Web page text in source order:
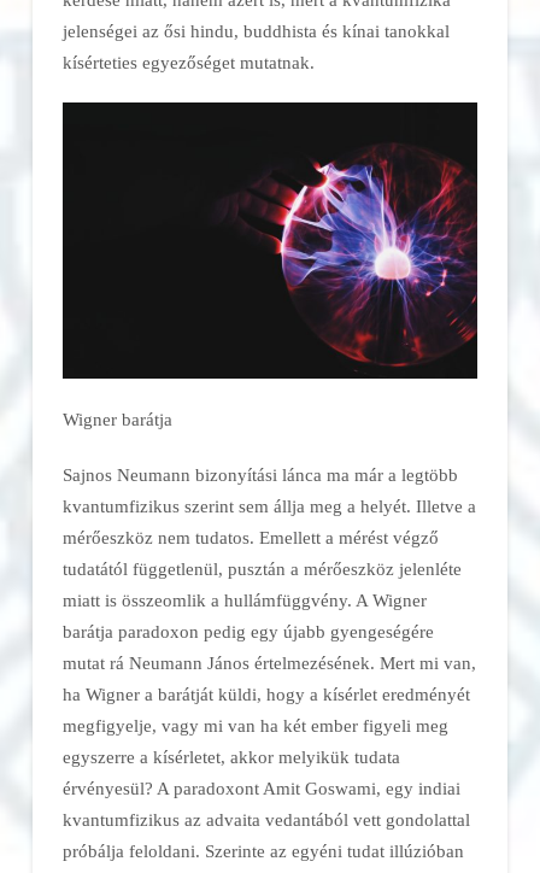
jelenségei az ősi hindu, buddhista és kínai tanokkal
kísérteties egyezőséget mutatnak.
Wigner barátja
Sajnos Neumann bizonyítási lánca ma már a legtöbb
kvantumfizikus szerint sem állja meg a helyét. Illetve a
mérőeszköz nem tudatos. Emellett a mérést végző
tudatától függetlenül, pusztán a mérőeszköz jelenléte
miatt is összeomlik a hullámfüggvény. A Wigner
barátja paradoxon pedig egy újabb gyengeségére
mutat rá Neumann János értelmezésének. Mert mi van,
ha Wigner a barátját küldi, hogy a kísérlet eredményét
megfigyelje, vagy mi van ha két ember figyeli meg
egyszerre a kísérletet, akkor melyikük tudata
érvényesül? A paradoxont Amit Goswami, egy indiai
kvantumfizikus az advaita vedantából vett gondolattal
próbálja feloldani. Szerinte az egyéni tudat illúzióban